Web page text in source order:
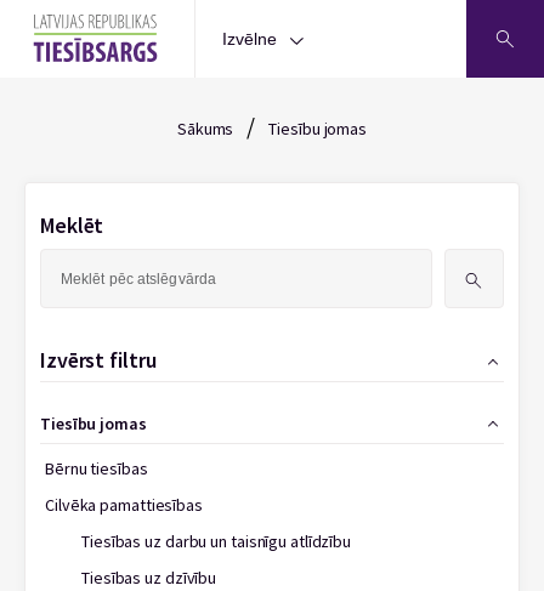
Izvēlne
Sākums / Tiesību jomas
Meklēt
Izvērst filtru
Tiesību jomas
Bērnu tiesības
Cilvēka pamattiesības
Tiesības uz darbu un taisnīgu atlīdzību
Tiesības uz dzīvību